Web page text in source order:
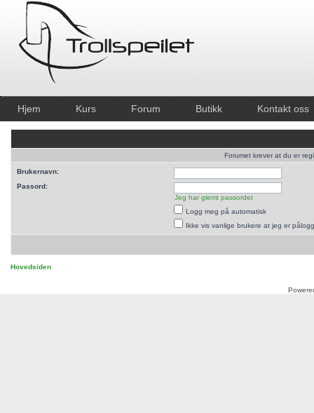
Hjem Kurs Forum Butikk Kontakt oss
Forumet krever at du er
Brukernavn:
Passord:
Jeg har glemt passordet
Logg meg på automatisk
Ikke vis vanlige brukere at jeg er
Hovedsiden